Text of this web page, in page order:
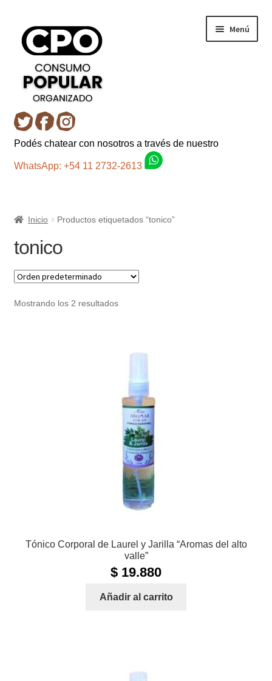
navegación
contenido
Menú
Inicio
Carro
Fondo AC
Mi cuenta
Podés chatear con nosotros a través de nuestro
WhatsApp: +54 11 2732-2613
Inicio Productos etiquetados “tonico”
tonico
Mostrando los 2 resultados
Tónico Corporal de Laurel y Jarilla “Aromas del alto
valle”
$ 19.880
Añadir al carrito